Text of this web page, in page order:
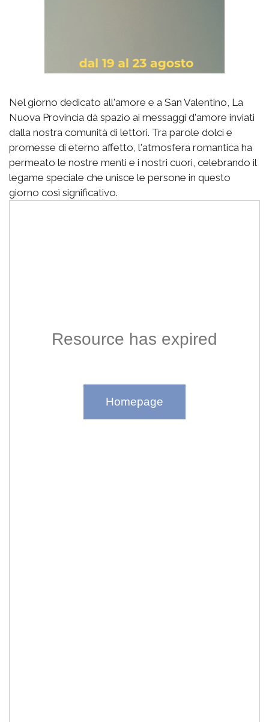
Nel giorno dedicato all'amore e a San Valentino, La
Nuova Provincia dà spazio ai messaggi d'amore inviati
dalla nostra comunità di lettori. Tra parole dolci e
promesse di eterno affetto, l'atmosfera romantica ha
permeato le nostre menti e i nostri cuori, celebrando il
legame speciale che unisce le persone in questo
giorno così significativo.